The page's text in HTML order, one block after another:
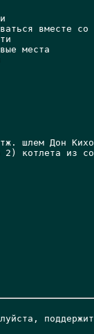
вместе со
места
шлем Дон
котлета из